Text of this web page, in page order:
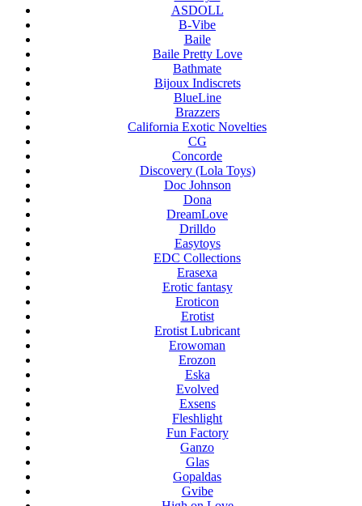
ASDOLL
B-Vibe
Baile
Baile Pretty Love
Bathmate
Bijoux Indiscrets
BlueLine
Brazzers
California Exotic Novelties
CG
Concorde
Discovery (Lola Toys)
Doc Johnson
Dona
DreamLove
Drilldo
Easytoys
EDC Collections
Erasexa
Erotic fantasy
Eroticon
Erotist
Erotist Lubricant
Erowoman
Erozon
Eska
Evolved
Exsens
Fleshlight
Fun Factory
Ganzo
Glas
Gopaldas
Gvibe